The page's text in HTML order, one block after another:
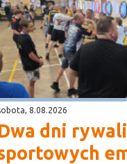
8.08.2026
dni